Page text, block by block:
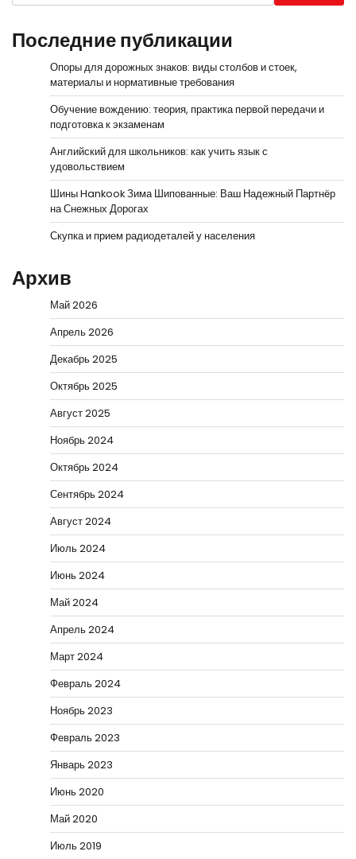
Последние публикации
Опоры для дорожных знаков: виды столбов и стоек,
материалы и нормативные требования
Обучение вождению: теория, практика первой передачи и
подготовка к экзаменам
Английский для школьников: как учить язык с
удовольствием
Шины Hankook Зима Шипованные: Ваш Надежный Партнёр
на Снежных Дорогах
Скупка и прием радиодеталей у населения
Архив
Май 2026
Апрель 2026
Декабрь 2025
Октябрь 2025
Август 2025
Ноябрь 2024
Октябрь 2024
Сентябрь 2024
Август 2024
Июль 2024
Июнь 2024
Май 2024
Апрель 2024
Март 2024
Февраль 2024
Ноябрь 2023
Февраль 2023
Январь 2023
Июнь 2020
Май 2020
Июль 2019